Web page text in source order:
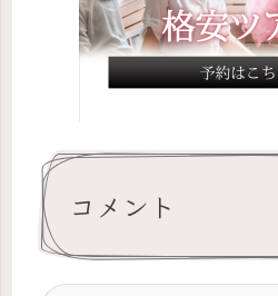
コメント